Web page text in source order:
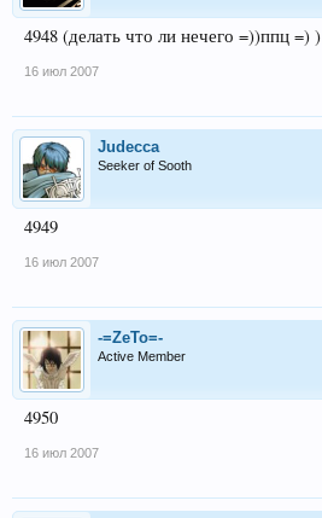
4948 (делать что ли нечего =))ппц =) )
16 июл 2007
Judecca
Seeker of Sooth
4949
16 июл 2007
-=ZeTo=-
Active Member
4950
16 июл 2007